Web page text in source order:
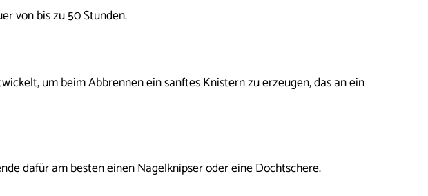
von bis zu 50 Stunden.
um beim Abbrennen ein sanftes Knistern zu erzeugen, das an ein
dafür am besten einen Nagelknipser oder eine Dochtschere.